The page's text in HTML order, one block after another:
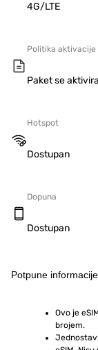
4G/LTE
Politika aktivacije
Paket se
Hotspot
Dostupan
Dopuna
Dostupan
Potpune
Ovo je
brojem.